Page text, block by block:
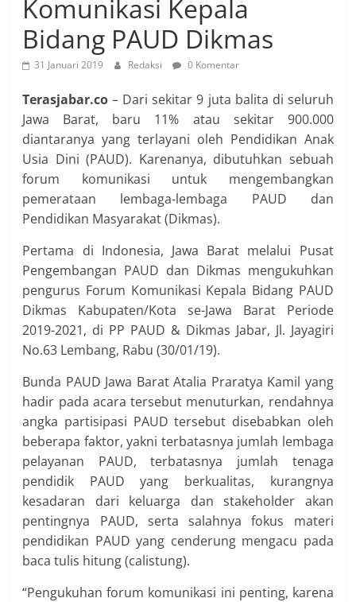
Komunikasi Kepala
Bidang PAUD Dikmas
31 Januari 2019 Redaksi 0 Komentar
Terasjabar.co– Dari sekitar 9 juta balita di seluruh
Jawa Barat, baru 11% atau sekitar 900.000
diantaranya yang terlayani oleh Pendidikan Anak
Usia Dini (PAUD). Karenanya, dibutuhkan sebuah
forum komunikasi untuk mengembangkan
pemerataan lembaga-lembaga PAUD dan
Pendidikan Masyarakat (Dikmas).
Pertama di Indonesia, Jawa Barat melalui Pusat
Pengembangan PAUD dan Dikmas mengukuhkan
pengurus Forum Komunikasi Kepala Bidang PAUD
Dikmas Kabupaten/Kota se-Jawa Barat Periode
2019-2021, di PP PAUD & Dikmas Jabar, Jl. Jayagiri
No.63 Lembang, Rabu (30/01/19).
Bunda PAUD Jawa Barat Atalia Praratya Kamil yang
hadir pada acara tersebut menuturkan, rendahnya
angka partisipasi PAUD tersebut disebabkan oleh
beberapa faktor, yakni terbatasnya jumlah lembaga
pelayanan PAUD, terbatasnya jumlah tenaga
pendidik PAUD yang berkualitas, kurangnya
kesadaran dari keluarga dan stakeholder akan
pentingnya PAUD, serta salahnya fokus materi
pendidikan PAUD yang cenderung mengacu pada
baca tulis hitung (calistung).
“Pengukuhan forum komunikasi ini penting, karena